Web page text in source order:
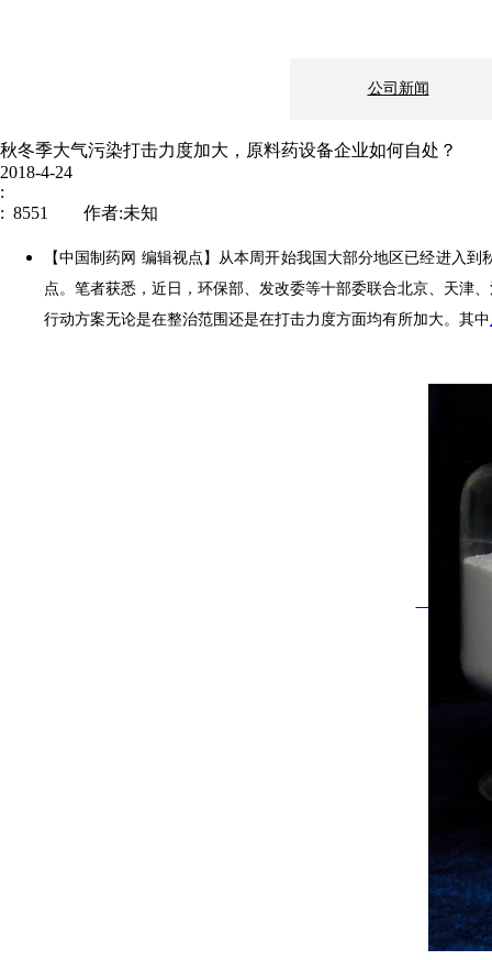
秋冬季大气污染打击力度加大，原料药设备企业如何自处？
2018-4-24
:
: 8551 作者:未知
【中国制药网 编辑视点】从本周开始我国大部分地区已经进入
点。笔者获悉，近日，环保部、发改委等十部委联合北京、天津
行动方案无论是在整治范围还是在打击力度方面均有所加大。其中
公司新闻
邮编： 200241
网址：